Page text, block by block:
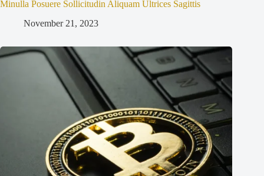
Minulla Posuere Sollicitudin Aliquam Ultrices Sagittis
November 21, 2023